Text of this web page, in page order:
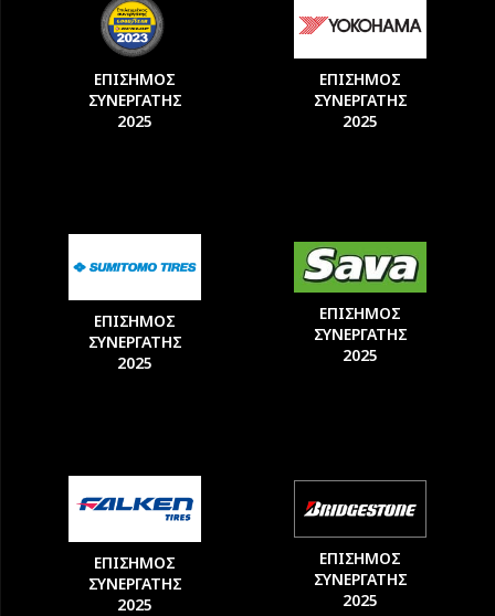
ΕΠΙΣΗΜΟΣ
ΣΥΝΕΡΓΑΤΗΣ
2025
ΕΠΙΣΗΜΟΣ
ΣΥΝΕΡΓΑΤΗΣ
2025
ΕΠΙΣΗΜΟΣ
ΣΥΝΕΡΓΑΤΗΣ
2025
ΕΠΙΣΗΜΟΣ
ΣΥΝΕΡΓΑΤΗΣ
2025
ΕΠΙΣΗΜΟΣ
ΣΥΝΕΡΓΑΤΗΣ
2025
ΕΠΙΣΗΜΟΣ
ΣΥΝΕΡΓΑΤΗΣ
2025